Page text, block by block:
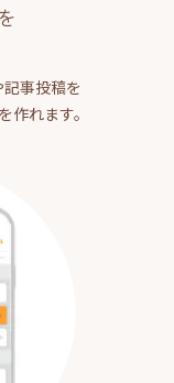
事投稿を
れます。